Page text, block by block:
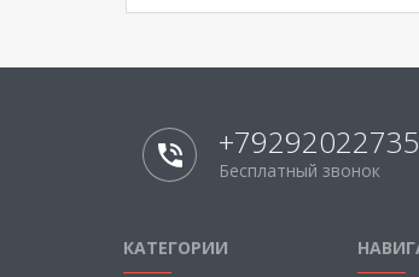
+79292022735
Бесплатный звонок
КАТЕГОРИИ